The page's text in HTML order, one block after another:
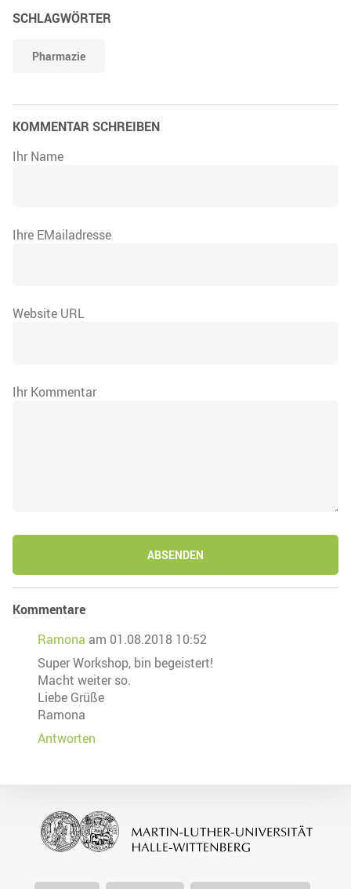
SCHLAGWÖRTER
Pharmazie
KOMMENTAR SCHREIBEN
Ihr Name
Ihre EMailadresse
Website URL
Ihr Kommentar
ABSENDEN
Kommentare
Ramona am 01.08.2018 10:52
Super Workshop, bin begeistert!
Macht weiter so.
Liebe Grüße
Ramona
Antworten